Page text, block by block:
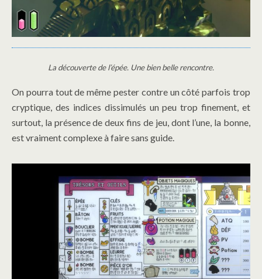
La découverte de l’épée. Une bien belle rencontre.
On pourra tout de même pester contre un côté parfois trop
cryptique, des indices dissimulés un peu trop finement, et
surtout, la présence de deux fins de jeu, dont l’une, la bonne,
est vraiment complexe à faire sans guide.